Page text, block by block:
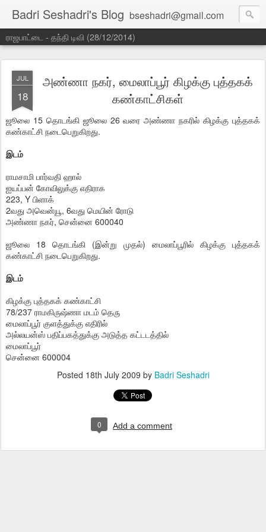
Badri Seshadri's Blog bseshadri@gmail.com
ராஜபாட்டை - தந்தி டிவி (28/12/2014)
JUL
18
அண்ணா நகர், மைலாப்பூர் கிழக்கு புத்தகக்
கண்காட்சிகள்
ஜூலை 15 தொடங்கி ஜூலை 26 வரை அண்ணா நகரில் கிழக்கு புத்தகக்
கண்காட்சி நடைபெறுகிறது.
இடம்
ராமசாமி பார்வதி ஹால்
ஐயப்பன் கோவிலுக்கு எதிராக
223, Y பிளாக்
2வது அவென்யூ, 6வது மெயின் ரோடு
அண்ணா நகர், சென்னை 600040
ஜூலை 18 தொடங்கி (இன்று முதல்) மைலாப்பூரில் கிழக்கு புத்தகக்
கண்காட்சி நடைபெறுகிறது.
இடம்
கிழக்கு புத்தகக் கண்காட்சி
78/237 ராமகிருஷ்ணா மடம் தெரு
மைலாப்பூர் குளத்துக்கு எதிரில்
அல்லயன்ஸ் பதிப்பகத்துக்கு அடுத்த கட்டடத்தில்
மைலாப்பூர்
சென்னை 600004
Posted 18th July 2009 by Badri Seshadri
0 Add a comment